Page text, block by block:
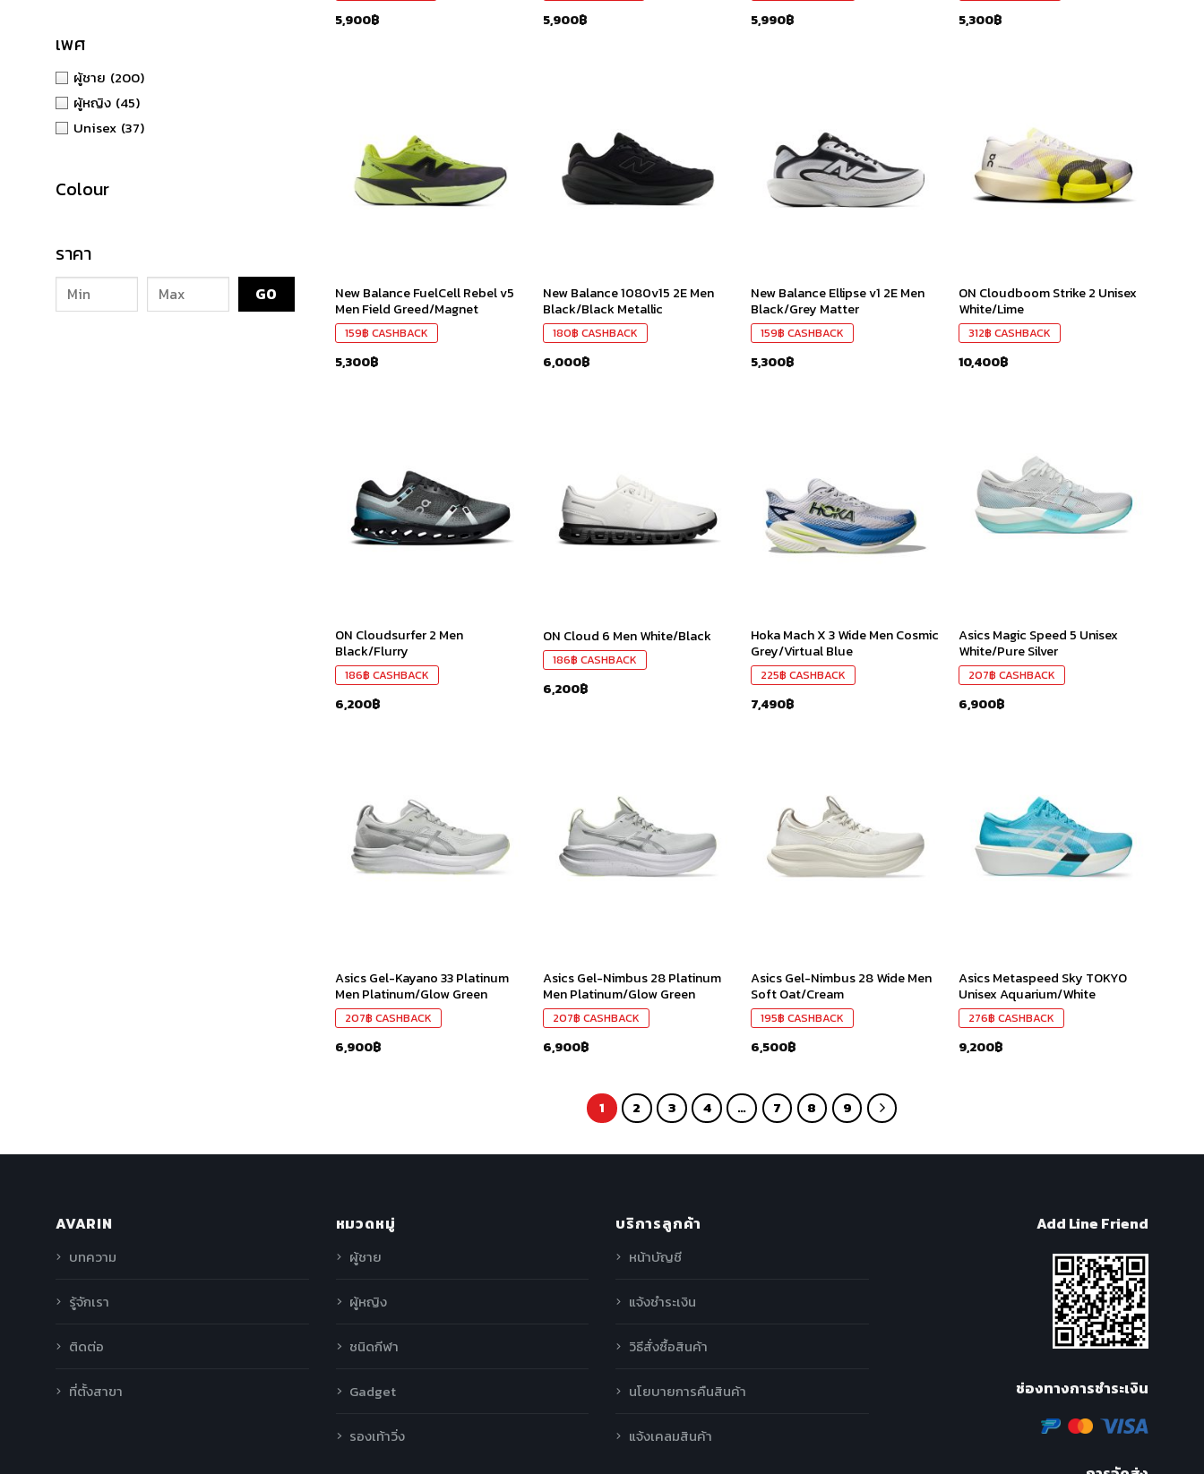
เพศ
ผู้ชาย (200)
ผู้หญิง (45)
Unisex (37)
Colour
ราคา
5,900฿ 5,900฿ 5,990฿ 5,300฿
New Balance FuelCell Rebel v5
Men Field Greed/Magnet
159฿ CASHBACK
5,300฿
New Balance 1080v15 2E Men
Black/Black Metallic
180฿ CASHBACK
6,000฿
New Balance Ellipse v1 2E Men
Black/Grey Matter
159฿ CASHBACK
5,300฿
ที่ชอบ
ON Cloudboom Strike 2 Unisex
White/Lime
312฿ CASHBACK
10,400฿
ที่ชอบ
ON Cloudsurfer 2 Men
Black/Flurry
186฿ CASHBACK
6,200฿
ที่ชอบ
ON Cloud 6 Men White/Black
186฿ CASHBACK
6,200฿
Hoka Mach X 3 Wide Men Cosmic
Grey/Virtual Blue
225฿ CASHBACK
7,490฿
สินค้า
ที่ชอบ
Asics Magic Speed 5 Unisex
White/Pure Silver
207฿ CASHBACK
6,900฿
สินค้า
ที่ชอบ
Asics Gel-Kayano 33 Platinum
Men Platinum/Glow Green
207฿ CASHBACK
6,900฿
สินค้า
ที่ชอบ
Asics Gel-Nimbus 28 Platinum
Men Platinum/Glow Green
207฿ CASHBACK
6,900฿
สินค้า
ที่ชอบ
Asics Gel-Nimbus 28 Wide Men
Soft Oat/Cream
195฿ CASHBACK
6,500฿
สินค้า
ที่ชอบ
Asics Metaspeed Sky TOKYO
Unisex Aquarium/White
276฿ CASHBACK
9,200฿
1 2 3 4 … 7 8 9
AVARIN
บทความ
รู้จักเรา
ติดต่อ
ที่ตั้งสาขา
หมวดหมู่
ผู้ชาย
ผู้หญิง
ชนิดกีฬา
Gadget
รองเท้าวิ่ง
บริการลูกค้า
หน้าบัญชี
แจ้งชำระเงิน
วิธีสั่งซื้อสินค้า
นโยบายการคืนสินค้า
แจ้งเคลมสินค้า
Add Line Friend
ช่องทางการชำระเงิน